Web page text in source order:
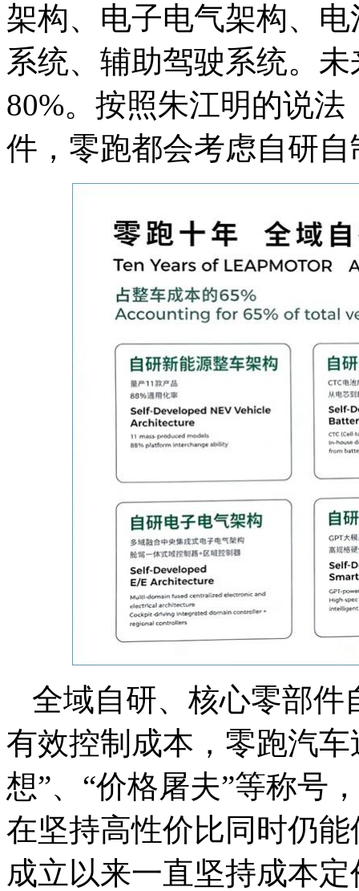
架构、电子电气架构、
系统、辅助驾驶系统。
80%。按照朱江明的说
件，零跑都会考虑自研自
全域自研、核心零部件
有效控制成本，零跑汽
想”、“价格屠夫”等称号
在坚持高性价比同时仍
成立以来一直坚持成本